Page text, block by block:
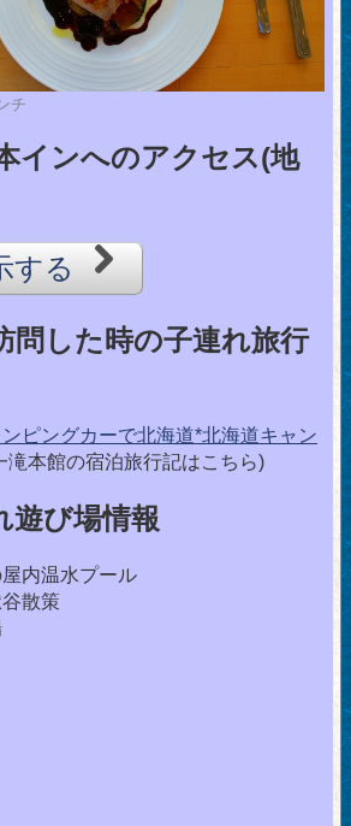
チ
インへのアクセス(地
する
問した時の子連れ旅行
ピングカーで北海道*北海道キャン
滝本館の宿泊旅行記はこちら)
遊び場情報
内温水プール
散策